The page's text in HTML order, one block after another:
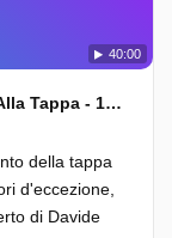
40:00
Ciclismo: Giro D'italia 2026 - Processo Alla Tappa - 18A Tappa
della tappa
d'eccezione,
di Davide